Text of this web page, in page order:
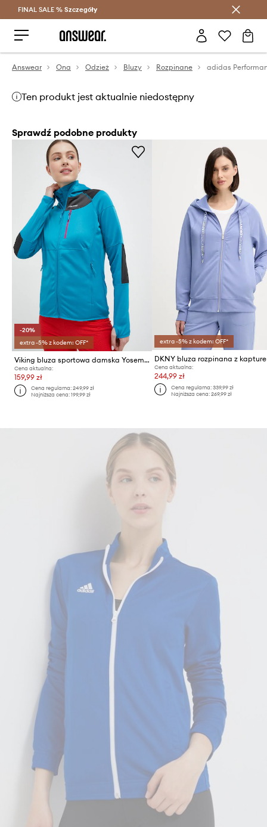
Oszczędzaj z Answear Club >
FINAL SALE % Szczegóły
Answear Ona Odzież Bluzy Rozpinane
Ten produkt jest aktualnie niedostępny
Sprawdź podobne produkty
-20%
extra -5% z kodem: OFF*
Viking bluza sportowa damska Yosemite
Cena aktualna:
159,99 zł
Cena regularna:249,99 zł
Najniższa cena:199,99 zł
extra -5% z kodem: OFF*
Cena aktualna:
244,99 zł
Cena regularna: 339,99 zł
Najniższa cena: 269,99 zł